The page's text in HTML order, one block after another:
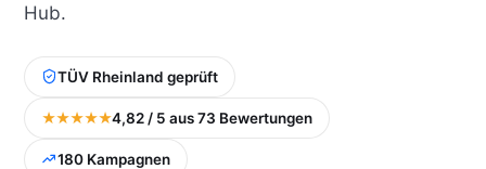
Hub.
TÜV Rheinland geprüft
★★★★★4,82 / 5 aus 73 Bewertungen
180 Kampagnen